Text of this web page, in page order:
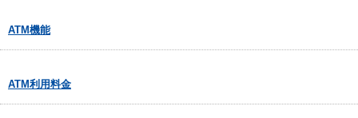
ATM機能
ATM利用料金